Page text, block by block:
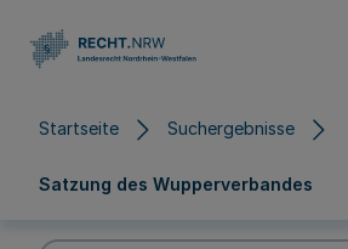
Startseite Suchergebnisse
Satzung des Wupperverbandes